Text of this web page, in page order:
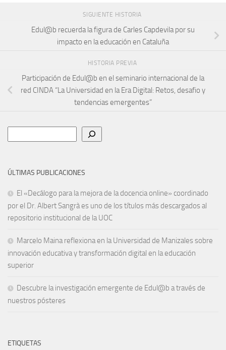
SIGUIENTE HISTORIA
Edul@b recuerda la figura de Carles Capdevila por su
impacto en la educación en Cataluña
HISTORIA PREVIA
Participación de Edul@b en el seminario internacional de la
red CINDA “La Universidad en la Era Digital: Retos, desafio y
tendencias emergentes”
ÚLTIMAS PUBLICACIONES
El «Decálogo para la mejora de la docencia online» coordinado
por el Dr. Albert Sangrà es uno de los títulos más descargados al
repositorio institucional de la UOC
Marcelo Maina reflexiona en la Universidad de Manizales sobre
innovación educativa y transformación digital en la educación
superior
Descubre la investigación emergente de Edul@b a través de
nuestros pósteres
ETIQUETAS